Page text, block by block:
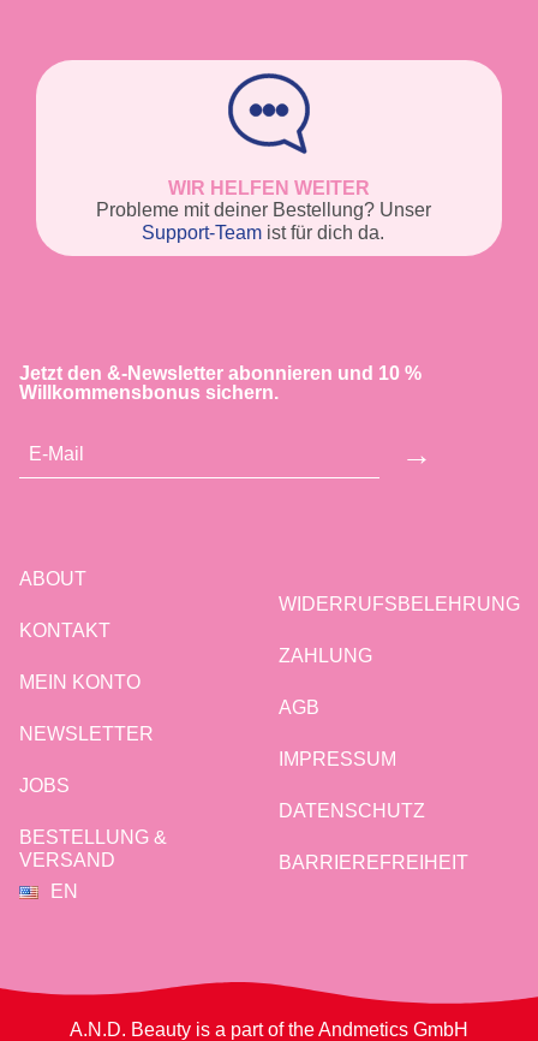
WIR HELFEN WEITER
Probleme mit deiner Bestellung? Unser
Support-Team ist für dich da.
Jetzt den &-Newsletter abonnieren und 10 %
Willkommensbonus sichern.
→
ABOUT
KONTAKT
MEIN KONTO
NEWSLETTER
JOBS
BESTELLUNG &
VERSAND
WIDERRUFSBELEHRUNG
ZAHLUNG
AGB
IMPRESSUM
DATENSCHUTZ
BARRIEREFREIHEIT
EN
A.N.D. Beauty is a part of the Andmetics GmbH